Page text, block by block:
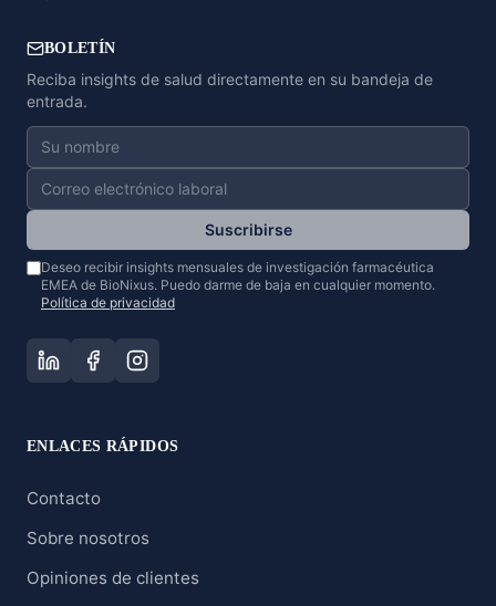
BOLETÍN
Reciba insights de salud directamente en su bandeja de
entrada.
Suscribirse
Deseo recibir insights mensuales de investigación farmacéutica
EMEA de BioNixus. Puedo darme de baja en cualquier momento.
Política de privacidad
ENLACES RÁPIDOS
Contacto
Sobre nosotros
Opiniones de clientes